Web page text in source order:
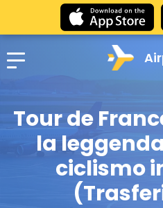
Tour de
la
ciclismo